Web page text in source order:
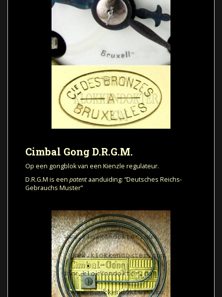
Cimbal Gong D.R.G.M.
Op een gongblok van een Kienzle regulateur.
D.R.G.M is een patentaanduiding: “Deutsches Reichs-
Gebrauchs Muster”